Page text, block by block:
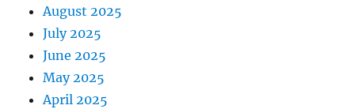
August 2025
July 2025
June 2025
May 2025
April 2025